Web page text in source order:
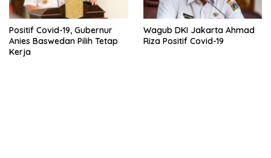
Positif Covid-19, Gubernur
Anies Baswedan Pilih Tetap
Kerja
Wagub DKI Jakarta Ahmad
Riza Positif Covid-19